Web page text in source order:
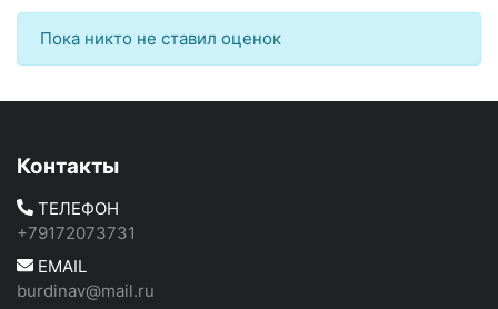
Пока никто не ставил оценок
Контакты
ТЕЛЕФОН
+79172073731
EMAIL
burdinav@mail.ru